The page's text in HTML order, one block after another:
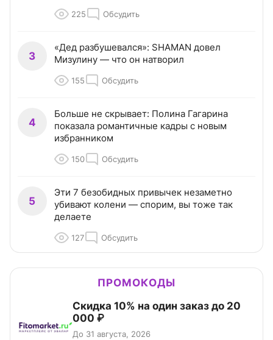
225 Обсудить
3
«Дед разбушевался»: SHAMAN довел
Мизулину — что он натворил
155 Обсудить
4
Больше не скрывает: Полина Гагарина
показала романтичные кадры с новым
избранником
150 Обсудить
5
Эти 7 безобидных привычек незаметно
убивают колени — спорим, вы тоже так
делаете
127 Обсудить
ПРОМОКОДЫ
Скидка 10% на один заказ до 20
000 ₽
До 31 августа, 2026